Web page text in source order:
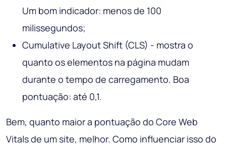
Um bom indicador: menos de 100
milissegundos;
Cumulative Layout Shift (CLS) - mostra o
quanto os elementos na página mudam
durante o tempo de carregamento. Boa
pontuação: até 0,1.
Bem, quanto maior a pontuação do Core Web
Vitals de um site, melhor. Como influenciar isso do